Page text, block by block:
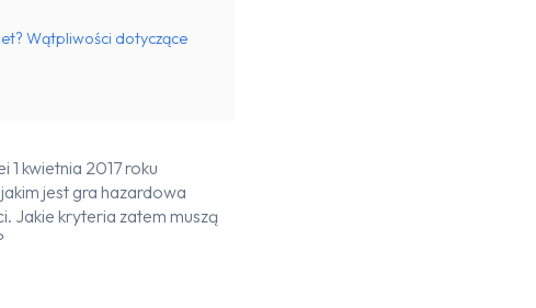
Wątpliwości dotyczące
kwietnia 2017 roku
jest gra hazardowa
Jakie kryteria zatem muszą